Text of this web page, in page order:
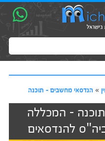
» הנדסאי מחשבים - תוכנה
- המכללה
ביה"ס להנדסאים